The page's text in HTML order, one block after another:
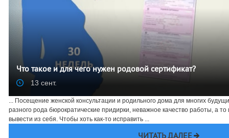
Что такое и для чего нужен родовой сертификат?
13 сент.
... Посещение женской консультации и родильного дома для многих
разного рода бюрократические придирки, неважное качество работы, а
вывести из себя. Чтобы хоть как-то исправить ...
ЧИТАТЬ ДАЛЕЕ